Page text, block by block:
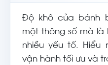
Độ khô của bánh
một thông số mà
nhiều yếu tố. Hiểu
vận hành tối ưu và